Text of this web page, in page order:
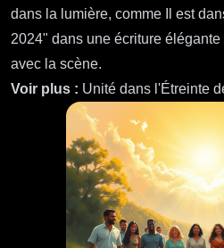
dans la lumière, comme Il est
2024" dans une écriture
avec la scène.
Voir plus : Unité dans l'Étreinte